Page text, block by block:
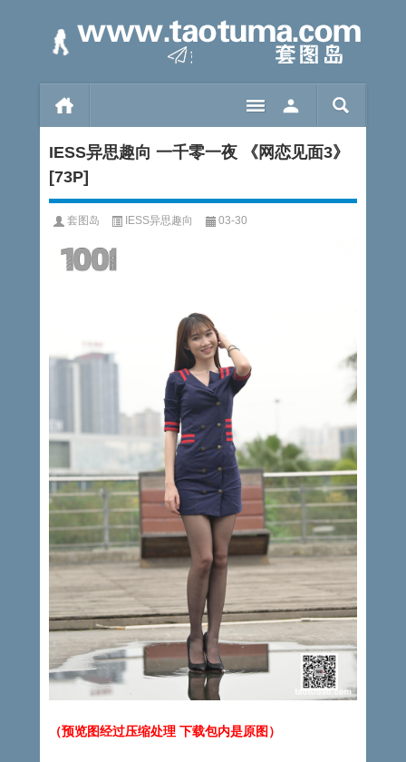
IESS异思趣向 一千零一夜 《网恋见面3》
[73P]
套图岛 IESS异思趣向 03-30
（预览图经过压缩处理 下载包内是原图）